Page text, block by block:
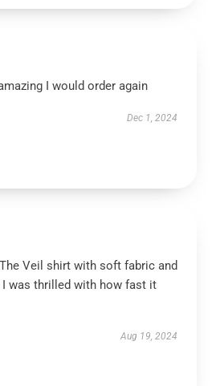
I would order again
Dec 1, 2024
Veil shirt with soft fabric and
I was thrilled with how fast it
Aug 19, 2024